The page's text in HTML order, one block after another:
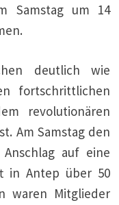
Samstag um 14
deutlich wie
fortschrittlichen
revolutionären
Am Samstag den
auf eine
in Antep über 50
waren Mitglieder